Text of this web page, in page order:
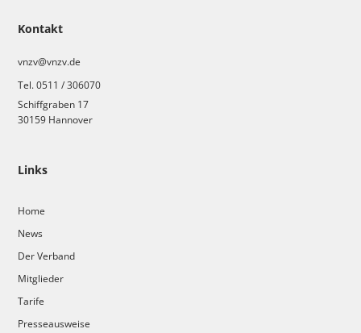
Links
Home
News
Der Verband
Mitglieder
Tarife
Presseausweise
Kontakt
vnzv@vnzv.de
Tel. 0511 / 306070
Schiffgraben 17
30159 Hannover